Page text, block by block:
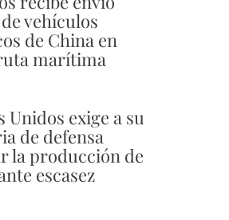
vehículos
de China en
marítima
Unidos exige a su
de defensa
la producción de
escasez